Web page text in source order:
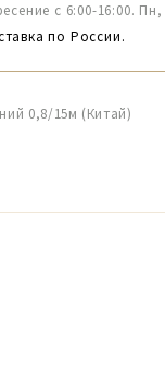
с 6:00-16:00.
по России.
0,8/15м (Китай)